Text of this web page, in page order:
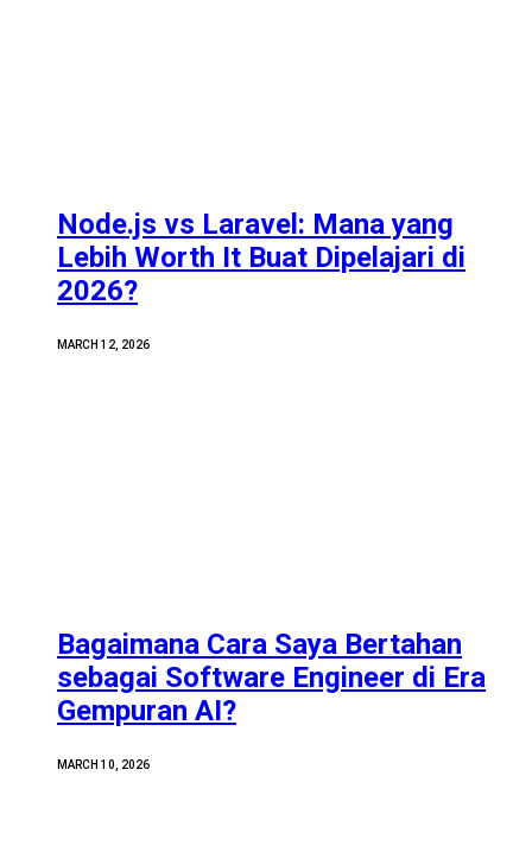
Node.js vs Laravel: Mana yang
Lebih Worth It Buat Dipelajari di
2026?
MARCH 12, 2026
Bagaimana Cara Saya Bertahan
sebagai Software Engineer di Era
Gempuran AI?
MARCH 10, 2026